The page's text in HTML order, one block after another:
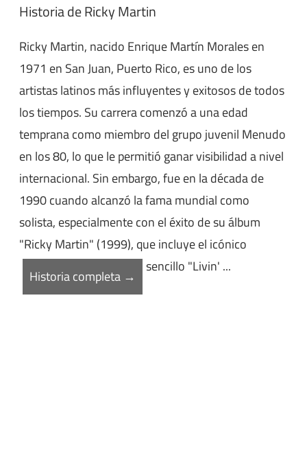
Historia de Ricky Martin
Ricky Martin, nacido Enrique Martín Morales en
1971 en San Juan, Puerto Rico, es uno de los
artistas latinos más influyentes y exitosos de todos
los tiempos. Su carrera comenzó a una edad
temprana como miembro del grupo juvenil Menudo
en los 80, lo que le permitió ganar visibilidad a nivel
internacional. Sin embargo, fue en la década de
1990 cuando alcanzó la fama mundial como
solista, especialmente con el éxito de su álbum
"Ricky Martin" (1999), que incluye el icónico
sencillo "Livin' ...
Historia completa →